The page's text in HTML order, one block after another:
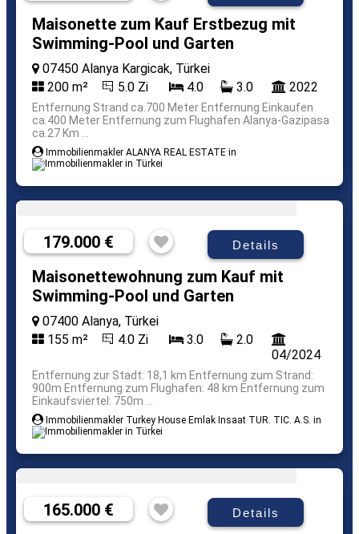
Maisonette zum Kauf Erstbezug mit
Swimming-Pool und Garten
07450 Alanya Kargicak, Türkei
200 m²
5.0 Zi 4.0 3.0 2022
Entfernung Strand ca.700 Meter Entfernung Einkaufen
ca.400 Meter Entfernung zum Flughafen Alanya-Gazipasa
ca.27 Km ...
Immobilienmakler ALANYA REAL ESTATE in
179.000 € Details
Maisonettewohnung zum Kauf mit
Swimming-Pool und Garten
07400 Alanya, Türkei
155 m²
4.0 Zi 3.0
2.0
04/2024
Entfernung zur Stadt: 18,1 km Entfernung zum Strand:
900m Entfernung zum Flughafen: 48 km Entfernung zum
Einkaufsviertel: 750m ...
Immobilienmakler Turkey House Emlak Insaat TUR. TIC. A.S. in
165.000 € Details